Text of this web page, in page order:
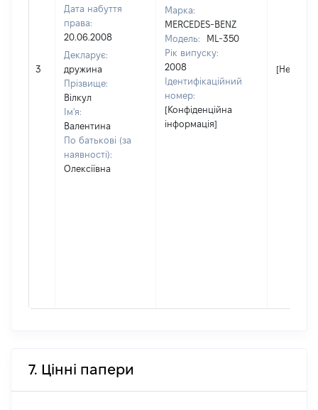
3
Дата набуття
права:
20.06.2008
Декларує:
дружина
Прізвище:
Вілкул
Ім'я:
Валентина
По батькові (за
наявності):
Олексіївна
Марка:
MERCEDES-BENZ
Модель:
ML-350
Рік випуску:
2008
Ідентифікаційний
номер:
[Конфіденційна
інформація]
[Не
7. Цінні папери